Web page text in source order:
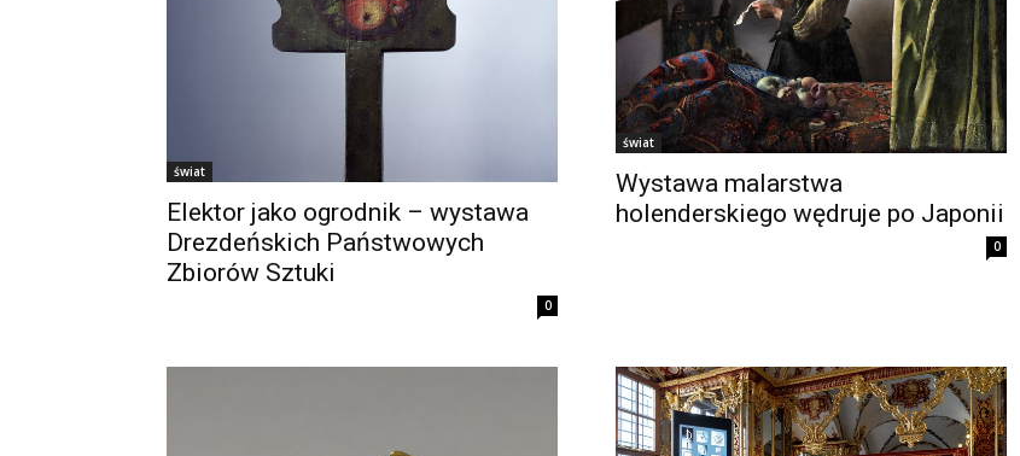
świat
Elektor jako ogrodnik – wystawa
Drezdeńskich Państwowych
Zbiorów Sztuki
0
świat
Wystawa malarstwa
holenderskiego wędruje po Japonii
0